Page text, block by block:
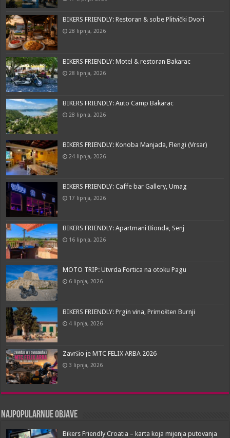
BIKERS FRIENDLY: Restoran & sobe Plitvički Dvori
28 lipnja, 2026
BIKERS FRIENDLY: Motel & restoran Bakarac
28 lipnja, 2026
BIKERS FRIENDLY: Auto Camp Bakarac
28 lipnja, 2026
BIKERS FRIENDLY: Konoba Manjada, Flengi (Vrsar)
24 lipnja, 2026
BIKERS FRIENDLY: Caffe bar Gallery, Umag
17 lipnja, 2026
BIKERS FRIENDLY: Apartmani Bionda, Senj
16 lipnja, 2026
MOTO TRIP: Utvrda Fortica na otoku Pagu
6 lipnja, 2026
BIKERS FRIENDLY: Prgin vina, Primošten Burnji
4 lipnja, 2026
Završio je MTC FELIX ARBA 2026
3 lipnja, 2026
Najpopularnije objave
Bikers Friendly Croatia – karta koja mijenja putovanja